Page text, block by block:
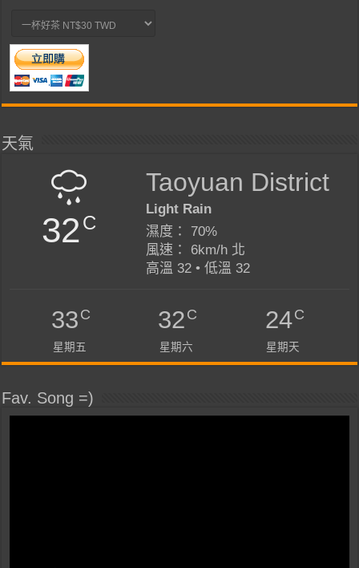
天氣
32C
Taoyuan District
Light Rain
濕度： 70%
風速： 6km/h 北
高溫 32 • 低溫 32
33C
星期五
32C
星期六
24C
星期天
Fav. Song =)